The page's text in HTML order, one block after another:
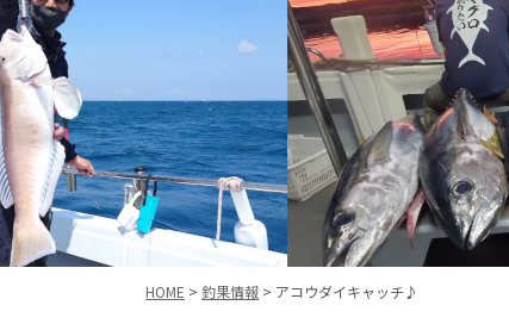
HOME > 釣果情報 > アコウダイキャッチ♪